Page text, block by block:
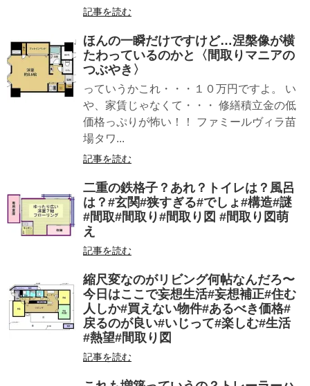
記事を読む
ほんの一瞬だけですけど…涅槃像が横
たわっているのかと〈間取りマニアの
つぶやき〉
っていうかこれ・・・１０万円ですよ。 い
や、家賃じゃなくて・・・ 修繕積立金の低
価格っぷりが怖い！！ ファミールヴィラ苗
場タワ...
記事を読む
二重の鉄格子？あれ？トイレは？風呂
は？#玄関#狭すぎる#でしょ#構造#謎
#間取#間取り#間取り図 #間取り図萌
え
記事を読む
縮尺変なのがリビング何帖なんだろ〜
今日はここで妄想生活#妄想補正#住む
人しか#買えない物件#あるべき価格#
戻るのが良い#いじって#楽しむ#生活
#熱望#間取り図
記事を読む